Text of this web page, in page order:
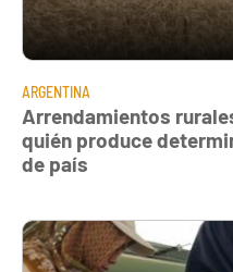
ARGENTINA
Arrendamientos
quién produce
de país